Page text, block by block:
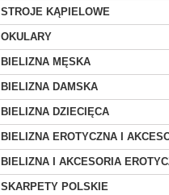
STROJE KĄPIELOWE
OKULARY
BIELIZNA MĘSKA
BIELIZNA DAMSKA
BIELIZNA DZIECIĘCA
BIELIZNA EROTYCZNA I
BIELIZNA I AKCESORIA
SKARPETY POLSKIE